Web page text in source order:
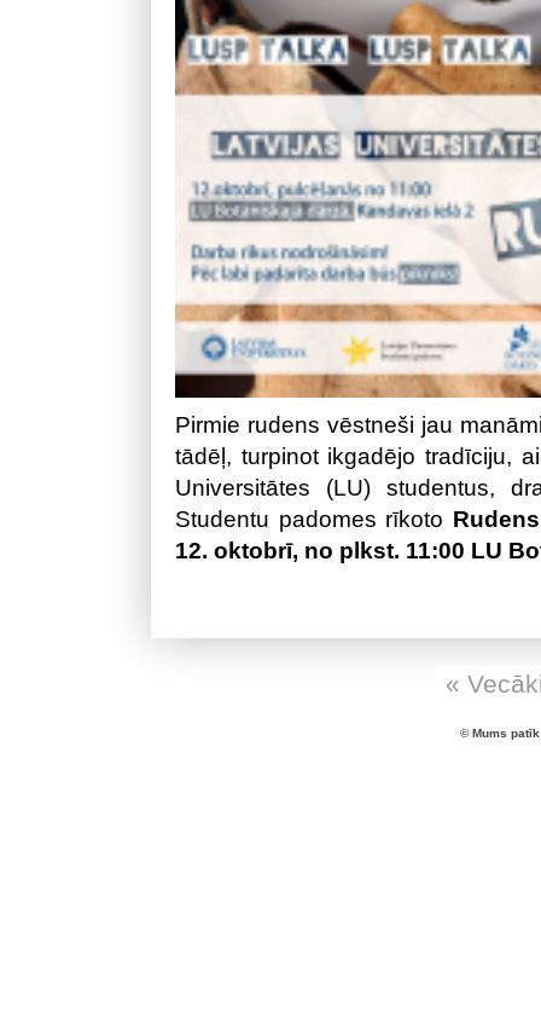
Pirmie rudens vēstneši jau
tādēļ, turpinot ikgadējo tradīciju,
Universitātes (LU) studentus,
Studentu padomes rīkoto
12. oktobrī, no plkst. 11:00 LU
«
© Mums